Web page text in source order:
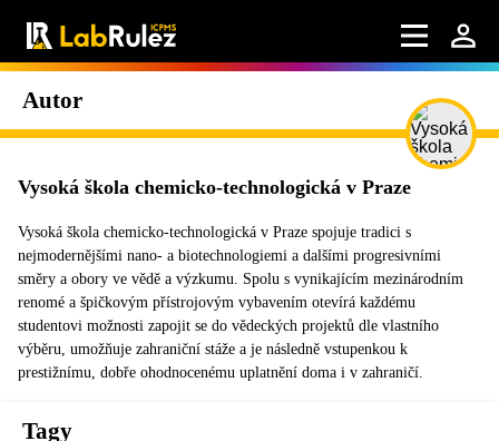
Autor
Vysoká škola chemicko-technologická v Praze
Vysoká škola chemicko-technologická v Praze spojuje tradici s
nejmodernějšími nano- a biotechnologiemi a dalšími progresivními
směry a obory ve vědě a výzkumu. Spolu s vynikajícím mezinárodním
renomé a špičkovým přístrojovým vybavením otevírá každému
studentovi možnosti zapojit se do vědeckých projektů dle vlastního
výběru, umožňuje zahraniční stáže a je následně vstupenkou k
prestižnímu, dobře ohodnocenému uplatnění doma i v zahraničí.
Tagy